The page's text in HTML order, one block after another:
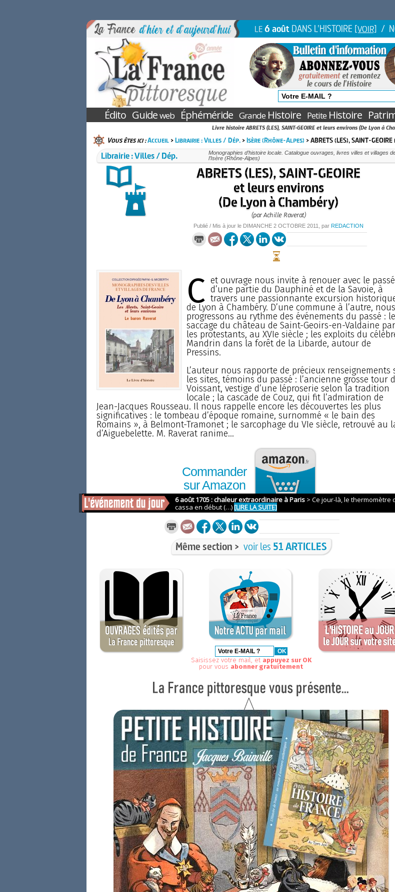
LE6 août DANS L'HISTOIRE [VOIR] /
Édito Guideweb Éphéméride GrandeHistoire PetiteHistoire
Livre histoire ABRETS (LES), SAINT-GEOIRE et leurs environs (De Lyon à
Vous êtes ici :Accueil>Librairie : Villes / Dép.>Isère (Rhône-Alpes) > ABRETS (LES), SAINT-
Librairie : Villes / Dép.
Monographies d’histoire locale. Catalogue ouvrages, livres villes et villages
l’Isère (Rhône-Alpes)
ABRETS (LES), SAINT-GEOIRE
et leurs environs
(De Lyon à Chambéry)
(par Achille Raverat)
Publié / Mis à jour le DIMANCHE 2 OCTOBRE 2011 , par REDACTION
C et ouvrage nous invite à renouer avec le passé
d’une partie du Dauphiné et de la Savoie, à
travers une passionnante excursion
de Lyon à Chambéry. D’une commune à l’autre, nous
progressons au rythme des événements du passé : le
saccage du château de Saint-Geoirs-en-Valdaine par
les protestants, au XVIe siècle ; les exploits du
Mandrin dans la forêt de la Libarde, autour de
Pressins.
L’auteur nous rapporte de précieux renseignements
les sites, témoins du passé : l’ancienne grosse tour
Voissant, vestige d’une léproserie selon la tradition
locale ; la cascade de Couz, qui fit l’admiration de
Jean-Jacques Rousseau. Il nous rappelle encore les découvertes les plus
significatives : le tombeau d’époque romaine, surnommé « le bain des
Romains », à Belmont-Tramonet ; le sarcophage du VIe siècle, retrouvé au
d’Aiguebelette. M. Raverat ranime...
Commander
sur Amazon
Même section > voir les 51 ARTICLES
Saisissez votre mail, et appuyez sur OK
pour vous abonner gratuitement